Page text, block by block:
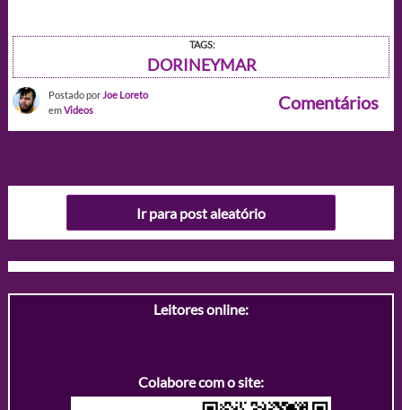
TAGS:
DORINEYMAR
Postado por Joe Loreto
emVideos Comentários
Ir para post aleatório
Leitores online:
Colabore com o site: